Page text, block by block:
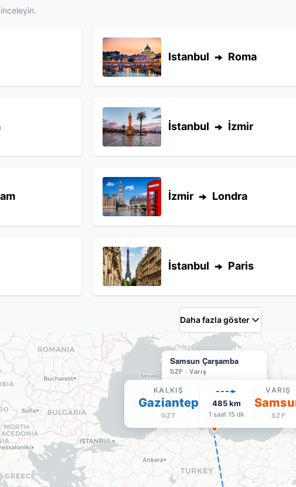
Istanbul Roma
İstanbul İzmir
İzmir Londra
İstanbul Paris
Daha fazla göster
Samsun Çarşamba
SZF ·Varış
Havalimanı sitesi
KALKIŞ
Gaziantep
GZT
485km
1 saat 15 dk
VARIŞ
SZF